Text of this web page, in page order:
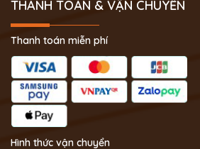
THANH TOÁN & VẬN CHUYỂN
Thanh toán miễn phí
Hình thức vận chuyển